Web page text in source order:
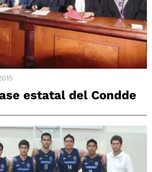
estatal del Condde